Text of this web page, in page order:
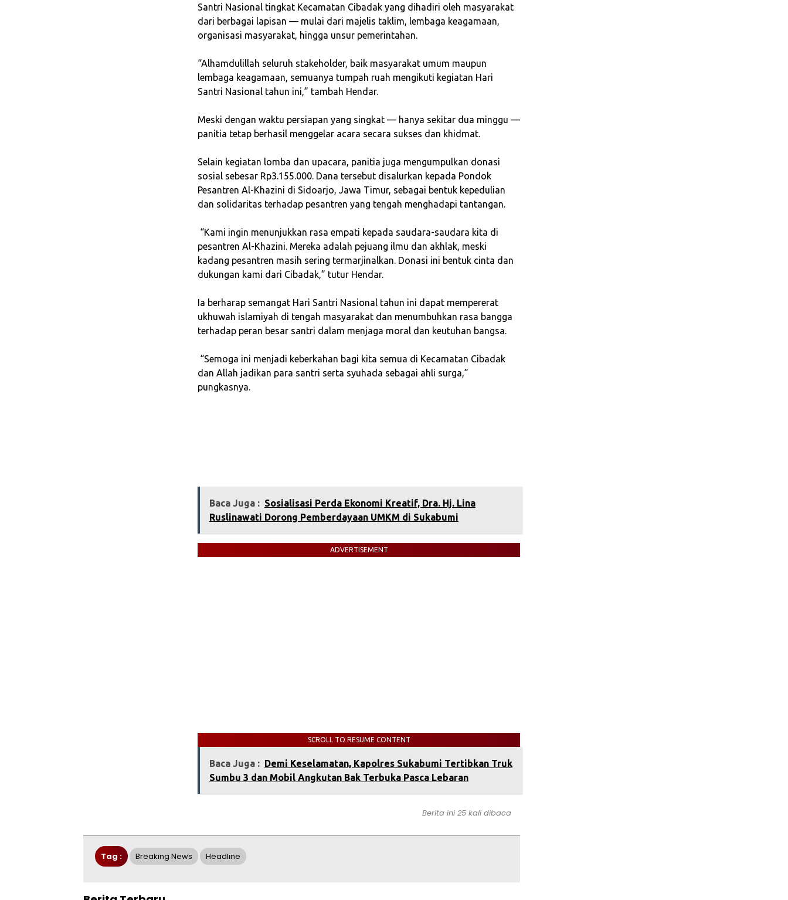
Santri Nasional tingkat Kecamatan Cibadak yang dihadiri oleh masyarakat
dari berbagai lapisan — mulai dari majelis taklim, lembaga keagamaan,
organisasi masyarakat, hingga unsur pemerintahan.
‎“Alhamdulillah seluruh stakeholder, baik masyarakat umum maupun
lembaga keagamaan, semuanya tumpah ruah mengikuti kegiatan Hari
Santri Nasional tahun ini,” tambah Hendar.
‎Meski dengan waktu persiapan yang singkat — hanya sekitar dua minggu —
panitia tetap berhasil menggelar acara secara sukses dan khidmat.
‎Selain kegiatan lomba dan upacara, panitia juga mengumpulkan donasi
sosial sebesar Rp3.155.000. Dana tersebut disalurkan kepada Pondok
Pesantren Al-Khazini di Sidoarjo, Jawa Timur, sebagai bentuk kepedulian
dan solidaritas terhadap pesantren yang tengah menghadapi tantangan.
‎ “Kami ingin menunjukkan rasa empati kepada saudara-saudara kita di
pesantren Al-Khazini. Mereka adalah pejuang ilmu dan akhlak, meski
kadang pesantren masih sering termarjinalkan. Donasi ini bentuk cinta dan
dukungan kami dari Cibadak,” tutur Hendar.
‎Ia berharap semangat Hari Santri Nasional tahun ini dapat mempererat
ukhuwah islamiyah di tengah masyarakat dan menumbuhkan rasa bangga
terhadap peran besar santri dalam menjaga moral dan keutuhan bangsa.
‎ “Semoga ini menjadi keberkahan bagi kita semua di Kecamatan Cibadak
dan Allah jadikan para santri serta syuhada sebagai ahli surga,”
pungkasnya.
Baca Juga : Sosialisasi Perda Ekonomi Kreatif, Dra. Hj. Lina
Ruslinawati Dorong Pemberdayaan UMKM di Sukabumi
ADVERTISEMENT
SCROLL TO RESUME CONTENT
Baca Juga : ‎Demi Keselamatan, Kapolres Sukabumi Tertibkan Truk
Sumbu 3 dan Mobil Angkutan Bak Terbuka Pasca Lebaran‎
Berita ini 25 kali dibaca
Tag : Breaking News Headline